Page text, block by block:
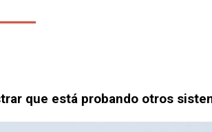
que está probando otros